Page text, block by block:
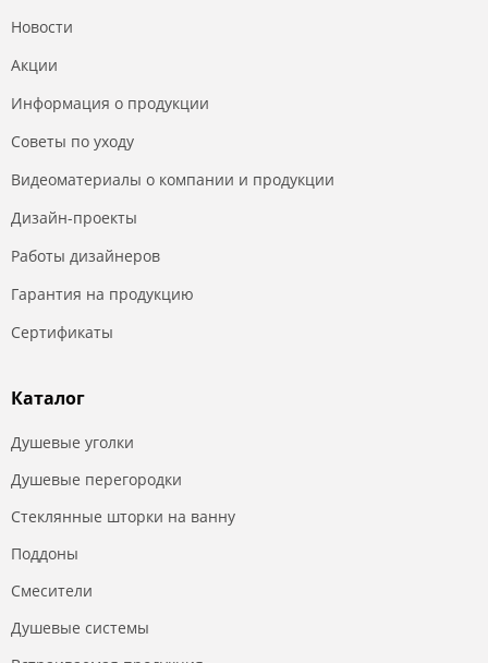
Новости
Акции
Информация о продукции
Советы по уходу
Видеоматериалы о компании и продукции
Дизайн-проекты
Работы дизайнеров
Гарантия на продукцию
Сертификаты
Каталог
Душевые уголки
Душевые перегородки
Стеклянные шторки на ванну
Поддоны
Смесители
Душевые системы